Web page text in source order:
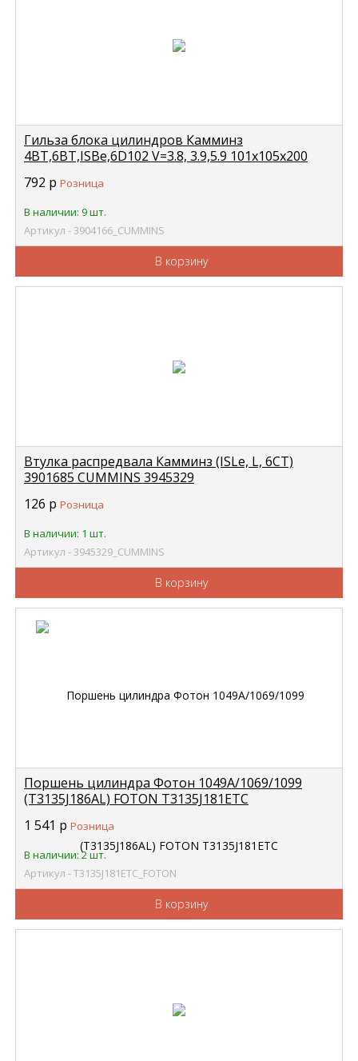
Гильза блока цилиндров Камминз
4BT,6BT,ISBe,6D102 V=3.8, 3.9,5.9 101x105x200
792 р Розница
В наличии: 9 шт.
Артикул - 3904166_CUMMINS
В корзину
Втулка распредвала Камминз (ISLe, L, 6CT)
3901685 CUMMINS 3945329
126 р Розница
В наличии: 1 шт.
Артикул - 3945329_CUMMINS
В корзину
Поршень цилиндра Фотон 1049А/1069/1099
(T3135J186AL) FOTON T3135J181ETC
1 541 р Розница
В наличии: 2 шт.
Артикул - T3135J181ETC_FOTON
В корзину